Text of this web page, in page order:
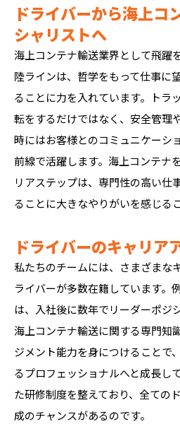
ドライバーから海上コ
シャリストへ
海上コンテナ輸送業界として飛躍
陸ラインは、哲学をもって仕事に
ることに力を入れています。トラ
転をするだけではなく、安全管理
時にはお客様とのコミュニケーシ
前線で活躍します。海上コンテナ
リアステップは、専門性の高い仕
ることに大きなやりがいを感じる
ドライバーのキャリア
私たちのチームには、さまざまな
ライバーが多数在籍しています。
は、入社後に数年でリーダーポジ
海上コンテナ輸送に関する専門知
ジメント能力を身につけることで
るプロフェッショナルへと成長し
た研修制度を整えており、全ての
成のチャンスがあるのです。